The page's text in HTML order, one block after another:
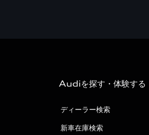
Audiを探す・体験する
ディーラー検索
新車在庫検索